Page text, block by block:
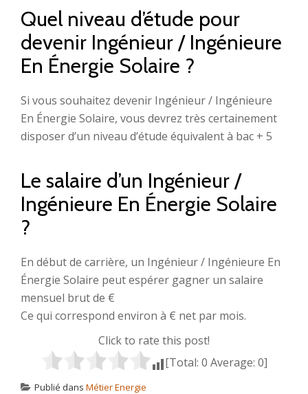
Quel niveau d’étude pour
devenir Ingénieur / Ingénieure
En Énergie Solaire ?
Si vous souhaitez devenir Ingénieur / Ingénieure
En Énergie Solaire, vous devrez très certainement
disposer d’un niveau d’étude équivalent à bac + 5
Le salaire d’un Ingénieur /
Ingénieure En Énergie Solaire
?
En début de carrière, un Ingénieur / Ingénieure En
Énergie Solaire peut espérer gagner un salaire
mensuel brut de €
Ce qui correspond environ à € net par mois.
Click to rate this post!
[Total: 0 Average: 0]
Publié dans Métier Energie